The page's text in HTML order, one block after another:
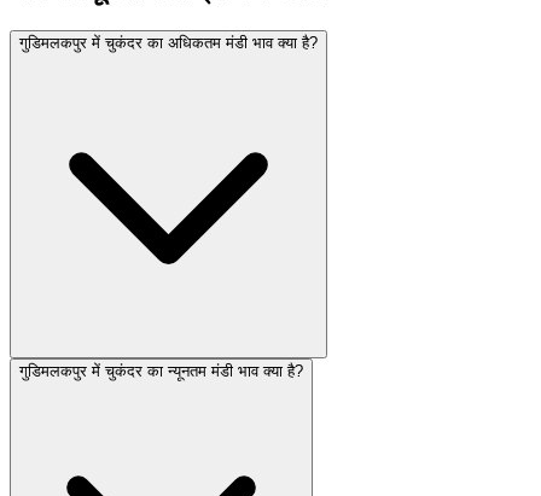
गुडिमलकपुर में चुकंदर का अधिकतम मंडी भाव क्या है?
गुडिमलकपुर में चुकंदर का न्यूनतम मंडी भाव क्या है?